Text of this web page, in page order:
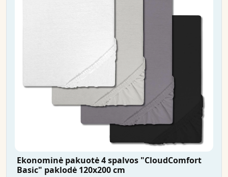
Ekonominė pakuotė 4 spalvos "CloudComfort
Basic" paklodė 120x200 cm